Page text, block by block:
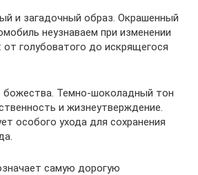
и загадочный образ. Окрашенный
неузнаваем при изменении
голубоватого до искрящегося
божества. Темно-шоколадный тон
и жизнеутверждение.
особого ухода для сохранения
самую дорогую